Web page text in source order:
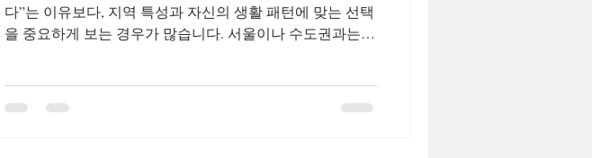
다”는 이유보다, 지역 특성과 자신의 생활 패턴에 맞는 선택
을 중요하게 보는 경우가 많습니다. 서울이나 수도권과는
제조업·사무직 종사자가 많은 도시 특성상, 퇴근 후 투잡 을